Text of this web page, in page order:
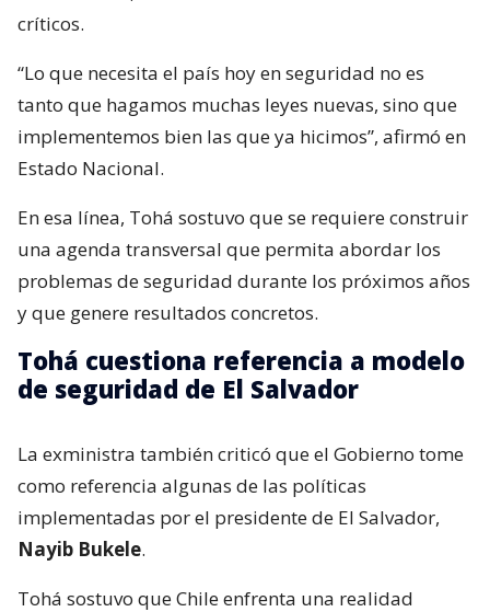
críticos.
“Lo que necesita el país hoy en seguridad no es
tanto que hagamos muchas leyes nuevas, sino que
implementemos bien las que ya hicimos”, afirmó en
Estado Nacional.
En esa línea, Tohá sostuvo que se requiere construir
una agenda transversal que permita abordar los
problemas de seguridad durante los próximos años
y que genere resultados concretos.
Tohá cuestiona referencia a modelo
de seguridad de El Salvador
La exministra también criticó que el Gobierno tome
como referencia algunas de las políticas
implementadas por el presidente de El Salvador,
Nayib Bukele.
Tohá sostuvo que Chile enfrenta una realidad